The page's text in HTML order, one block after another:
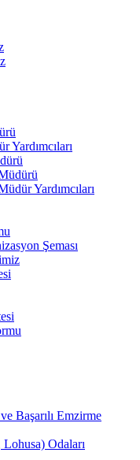
Yardımcıları
Şeması
Başarılı Emzirme
Odaları